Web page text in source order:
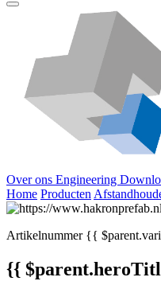
Over ons Engineering
Home Producten
Artikelnummer{{
{{